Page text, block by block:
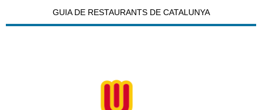
GUIA DE RESTAURANTS DE CATALUNYA